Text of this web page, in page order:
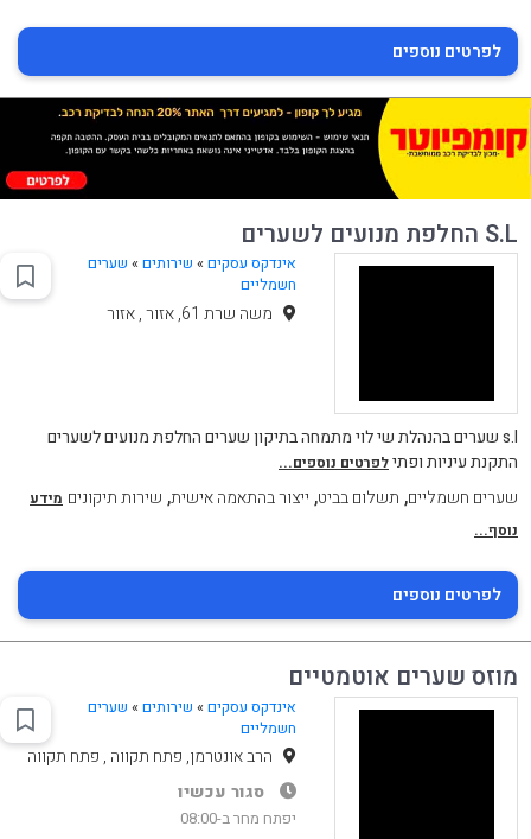
לפרטים נוספים
S.L החלפת מנועים לשערים
אינדקס עסקים » שירותים» שערים
חשמליים
משה שרת 61, אזור , אזור
s.l שערים בהנהלת שי לוי מתמחה בתיקון שערים החלפת מנועים לשערים
התקנת עיניות ופתילפרטים נוספים...
שערים חשמליים, תשלום בביט, ייצור בהתאמה אישית, שירות תיקונים מידע
נוסף...
לפרטים נוספים
מוזס שערים אוטמטיים
אינדקס עסקים » שירותים» שערים
חשמליים
הרב אונטרמן, פתח תקווה , פתח תקווה
סגור עכשיו
יפתח מחר ב-08:00